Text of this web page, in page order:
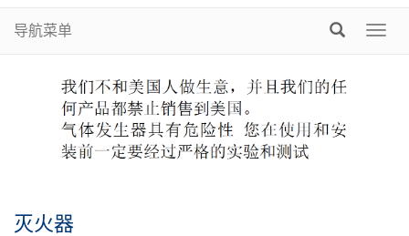
导航菜单
灭火器